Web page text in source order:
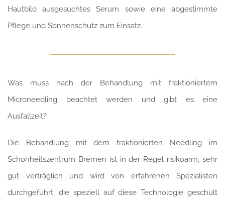
Hautbild ausgesuchtes Serum sowie eine abgestimmte
Pflege und Sonnenschutz zum Einsatz.
Was muss nach der Behandlung mit fraktioniertem
Microneedling beachtet werden und gibt es eine
Ausfallzeit?
Die Behandlung mit dem fraktionierten Needling im
Schönheitszentrum Bremen ist in der Regel risikoarm, sehr
gut verträglich und wird von erfahrenen Spezialisten
durchgeführt, die speziell auf diese Technologie geschult